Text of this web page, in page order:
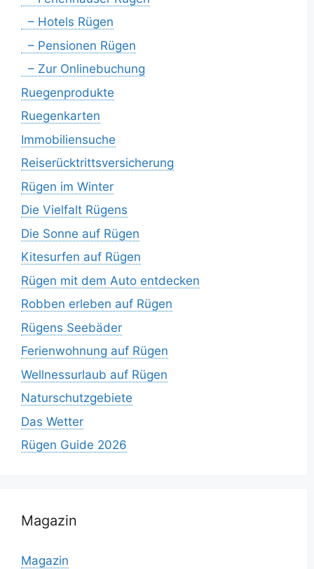
– Hotels Rügen
– Pensionen Rügen
– Zur Onlinebuchung
Ruegenprodukte
Ruegenkarten
Immobiliensuche
Reiserücktrittsversicherung
Rügen im Winter
Die Vielfalt Rügens
Die Sonne auf Rügen
Kitesurfen auf Rügen
Rügen mit dem Auto entdecken
Robben erleben auf Rügen
Rügens Seebäder
Ferienwohnung auf Rügen
Wellnessurlaub auf Rügen
Naturschutzgebiete
Das Wetter
Rügen Guide 2026
Magazin
Magazin